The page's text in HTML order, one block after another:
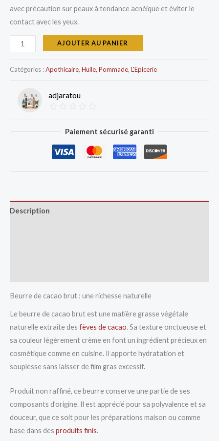
avec précaution sur peaux à tendance acnéique et éviter le
contact avec les yeux.
AJOUTER AU PANIER
Catégories :Apothicaire, Huile, Pommade, L'Epicerie
adjaratou
Paiement sécurisé garanti
Description
Beurre de cacao brut : une richesse naturelle
Le beurre de cacao brut est une matière grasse végétale
naturelle extraite des fèves de cacao. Sa texture onctueuse et
sa couleur légèrement crème en font un ingrédient précieux en
cosmétique comme en cuisine. Il apporte hydratation et
souplesse sans laisser de film gras excessif.
Produit non raffiné, ce beurre conserve une partie de ses
composants d’origine. Il est apprécié pour sa polyvalence et sa
douceur, que ce soit pour les préparations maison ou comme
base dans des produits finis.